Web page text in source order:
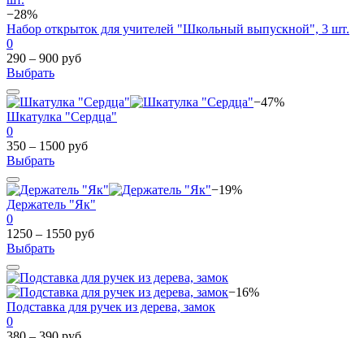
−28%
Набор открыток для учителей "Школьный выпускной", 3 шт.
0
290 – 900 руб
Выбрать
−47%
Шкатулка "Сердца"
0
350 – 1500 руб
Выбрать
−19%
Держатель "Як"
0
1250 – 1550 руб
Выбрать
−16%
Подставка для ручек из дерева, замок
0